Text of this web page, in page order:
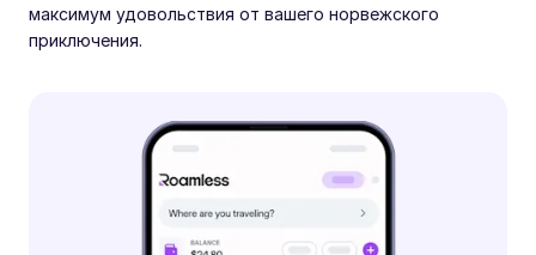
максимум удовольствия от вашего норвежского
приключения.